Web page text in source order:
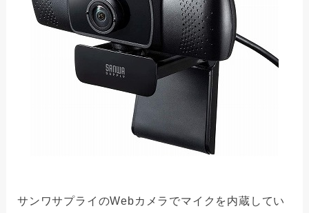
サンワサプライのWebカメラでマイクを内蔵してい